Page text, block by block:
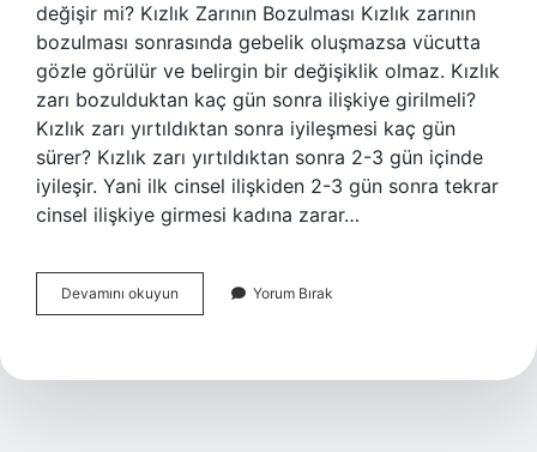
değişir mi? Kızlık Zarının Bozulması Kızlık zarının
bozulması sonrasında gebelik oluşmazsa vücutta
gözle görülür ve belirgin bir değişiklik olmaz. Kızlık
zarı bozulduktan kaç gün sonra ilişkiye girilmeli?
Kızlık zarı yırtıldıktan sonra iyileşmesi kaç gün
sürer? Kızlık zarı yırtıldıktan sonra 2-3 gün içinde
iyileşir. Yani ilk cinsel ilişkiden 2-3 gün sonra tekrar
cinsel ilişkiye girmesi kadına zarar…
Devamını okuyun
Bozulduktan
Dikkat
Yorum Bırak